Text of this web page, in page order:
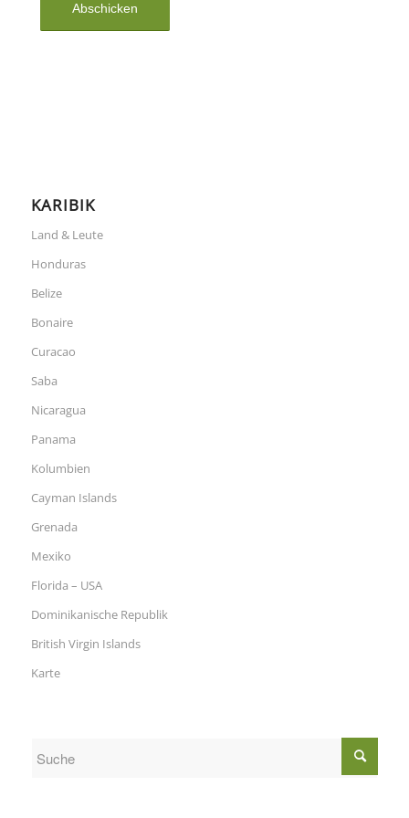
KARIBIK
Land & Leute
Honduras
Belize
Bonaire
Curacao
Saba
Nicaragua
Panama
Kolumbien
Cayman Islands
Grenada
Mexiko
Florida – USA
Dominikanische Republik
British Virgin Islands
Karte